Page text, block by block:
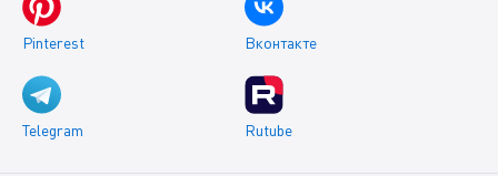
Pinterest Вконтакте
Telegram Rutube